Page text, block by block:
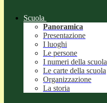
Scuola
Panoramica
Presentazione
I luoghi
Le persone
I numeri della scuola
Le carte della scuola
Organizzazione
La storia